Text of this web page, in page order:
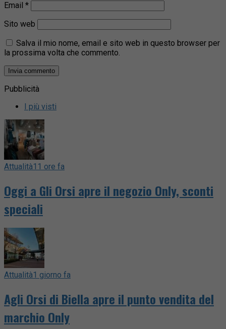
Email *
Sito web
Salva il mio nome, email e sito web in questo browser per
la prossima volta che commento.
Pubblicità
I più visti
Attualità11 ore fa
Oggi a Gli Orsi apre il negozio Only, sconti
speciali
Attualità1 giorno fa
Agli Orsi di Biella apre il punto vendita del
marchio Only